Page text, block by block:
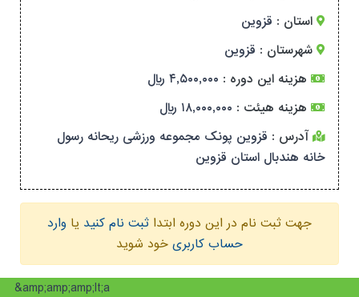
استان : قزوین
شهرستان : قزوین
هزینه این دوره : ۴,۵۰۰,۰۰۰ ریال
هزینه هیئت : ۱۸,۰۰۰,۰۰۰ ریال
آدرس : قزوین پونک مجموعه ورزشی ریحانه رسول
خانه هندبال استان قزوین
جهت ثبت نام در این دوره ابتدا ثبت نام کنید یا وارد
حساب کاربری خود شوید
&amp;amp;amp;lt;a